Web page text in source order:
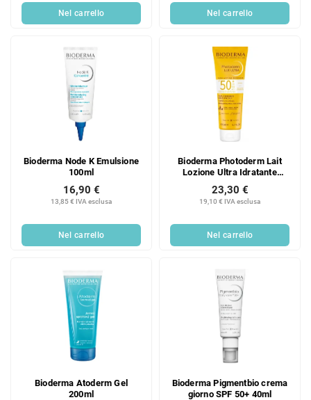
Nel carrello Nel carrello
Bioderma Node K Emulsione
100ml
13,85 € IVA esclusa
16,90 €
Nel carrello
Bioderma Photoderm Lait
Lozione Ultra Idratante
19,10 € IVA esclusa
23,30 €
Nel carrello
Bioderma Atoderm Gel
200ml
Bioderma Pigmentbio crema
giorno SPF 50+ 40ml